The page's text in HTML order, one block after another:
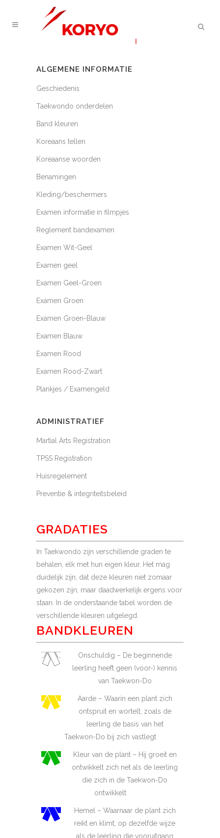
ALGEMENE INFORMATIE
Geschiedenis
Taekwondo onderdelen
Band kleuren
Koreaans tellen
Koreaanse woorden
Benamingen
Kleding/beschermers
Examen informatie in filmpjes
Reglement bandexamen
Examen Wit-Geel
Examen geel
Examen Geel-Groen
Examen Groen
Examen Groen-Blauw
Examen Blauw
Examen Rood
Examen Rood-Zwart
Plankjes / Examengeld
ADMINISTRATIEF
Martial Arts Registration
TPSS Registration
Huisregelement
Preventie & integriteits­beleid
GRADATIES
In Taekwondo zijn verschillende graden te
behalen, elk met hun eigen kleur. Het mag
duidelijk zijn, dat deze kleuren niet zomaar
gekozen zijn, maar daadwerkelijk ergens voor
staan. In de onderstaande tabel worden de
verschillende kleuren uitgelegd.
BANDKLEUREN
Onschuldig – De beginnende
leerling heeft geen (voor-) kennis
van Taekwon-Do
Aarde – Waarin een plant zich
ontspruit en wortelt, zoals de
leerling de basis van het
Taekwon-Do bij zich vastlegt
Kleur van de plant – Hij groeit en
ontwikkelt zich net als de leerling
die zich in de Taekwon-Do
ontwikkelt
Hemel – Waarnaar de plant zich
reikt en klimt, op dezelfde wijze
als de leerling die vooruitgang